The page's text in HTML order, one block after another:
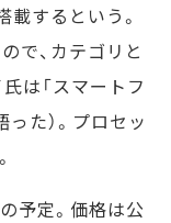
するという。
で、カテゴリと
は「スマートフ
た）。プロセッ
予定。価格は公